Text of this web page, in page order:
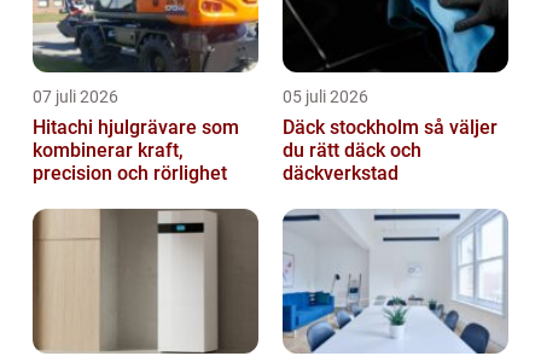
07 juli 2026
Hitachi hjulgrävare som
kombinerar kraft,
precision och rörlighet
05 juli 2026
Däck stockholm så väljer
du rätt däck och
däckverkstad